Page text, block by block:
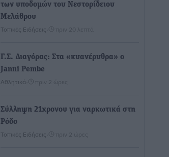
των υποδομών του Νεστορίδειου
Μελάθρου
Τοπικές Ειδήσεις πριν 20 λεπτά
Γ.Σ. Διαγόρας: Στα «κυανέρυθρα» ο
Janni Pembe
Αθλητικά πριν 2 ώρες
Σύλληψη 21χρονου για ναρκωτικά στη
Ρόδο
Τοπικές Ειδήσεις πριν 2 ώρες